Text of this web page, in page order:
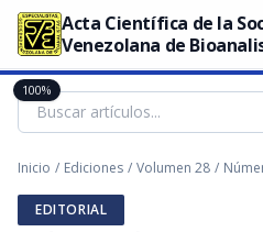
Acta Científica de la
Venezolana de
Especialistas
Inicio / Ediciones / Volumen 28 /
EDITORIAL
100%